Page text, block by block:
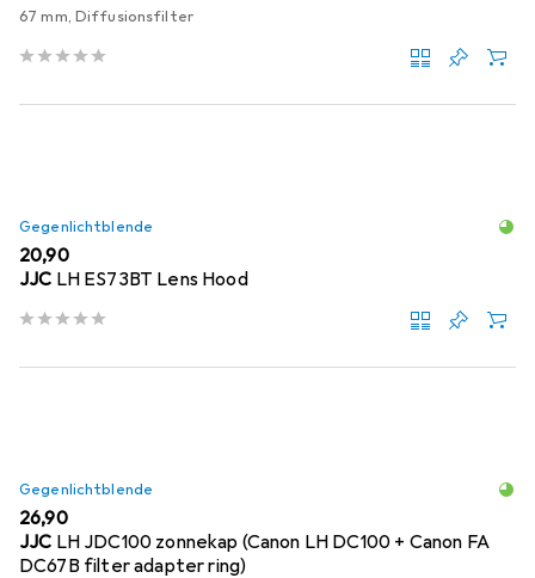
67 mm, Diffusionsfilter
Gegenlichtblende
EUR
20,90
JJC LH ES73BT Lens Hood
Gegenlichtblende
EUR
26,90
JJC LH JDC100 zonnekap (Canon LH DC100 + Canon FA
DC67B filter adapter ring)